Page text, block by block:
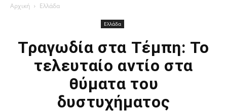
Αρχική Ελλάδα
Ελλάδα
Τραγωδία στα Τέμπη: Το
τελευταίο αντίο στα
θύματα του
δυστυχήματος